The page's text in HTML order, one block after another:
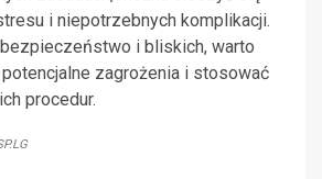
i niepotrzebnych komplikacji.
i bliskich, warto
zagrożenia i stosować
procedur.